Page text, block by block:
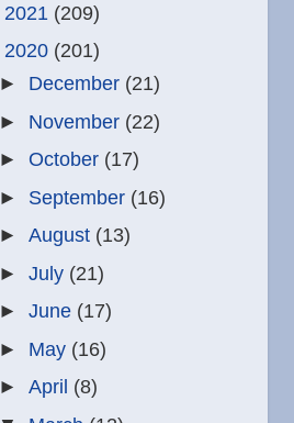
2021 (209)
2020 (201)
► December (21)
► November (22)
► October (17)
► September (16)
► August (13)
► July (21)
► June (17)
► May (16)
► April (8)